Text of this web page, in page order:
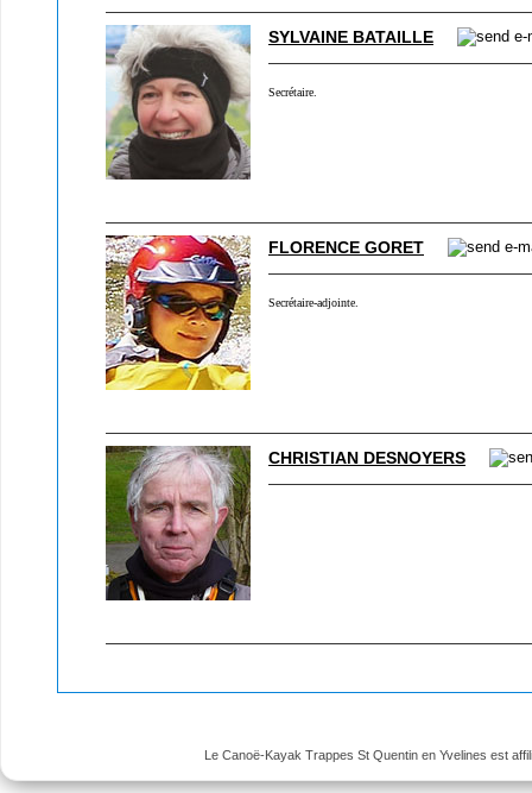
SYLVAINE BATAILLE
Secrétaire.
FLORENCE GORET
Secrétaire-adjointe.
CHRISTIAN DESNOYERS
Le Canoë-Kayak Trappes St Quentin en Yvelines est